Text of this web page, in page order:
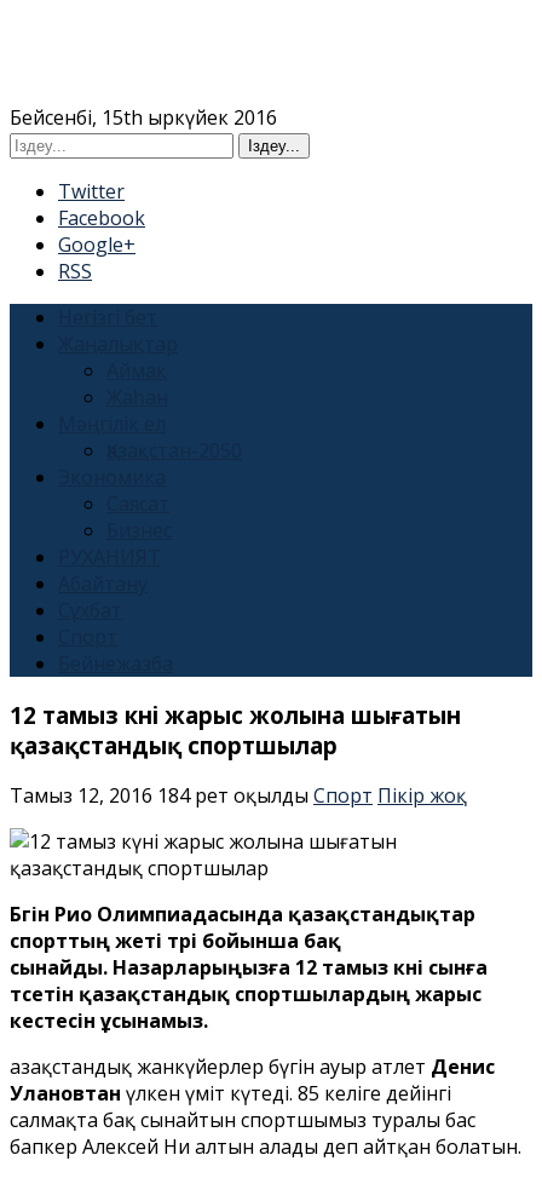
Бейсенбі, 15th Қыркүйек 2016
Twitter
Facebook
Google+
RSS
12 тамыз күні жарыс жолына шығатын
қазақстандық спортшылар
Тамыз 12, 2016 184 рет оқылды Спорт Пікір жоқ
Бүгін Рио Олимпиадасында қазақстандықтар
спорттың жеті түрі бойынша бақ
сынайды. Назарларыңызға 12 тамыз күні сынға
түсетін қазақстандық спортшылардың жарыс
кестесін ұсынамыз.
Қазақстандық жанкүйерлер бүгін ауыр атлет Денис
Улановтан үлкен үміт күтеді. 85 келіге дейінгі
салмақта бақ сынайтын спортшымыз туралы бас
бапкер Алексей Ни алтын алады деп айтқан болатын.